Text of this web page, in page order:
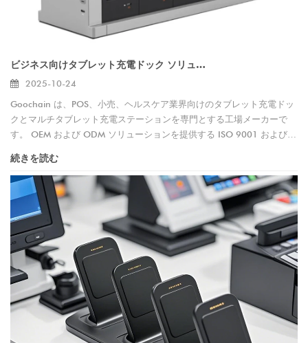
ビジネス向けタブレット充電ドック ソリューション |マルチタブレット充電ステーションのメーカー – Goochain
2025-10-24
Goochain は、POS、小売、ヘルスケア業界向けのタブレット充電ドッ
クとマルチタブレット充電ステーションを専門とする工場メーカーで
す。 OEM および ODM ソリューションを提供する ISO 9001 および
続きを読む